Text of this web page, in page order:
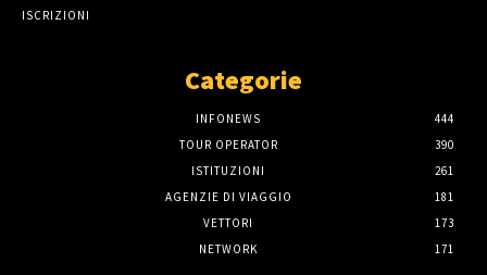
ISCRIZIONI
Categorie
INFONEWS
444
TOUR OPERATOR
390
ISTITUZIONI
261
AGENZIE DI VIAGGIO
181
VETTORI
173
NETWORK
171